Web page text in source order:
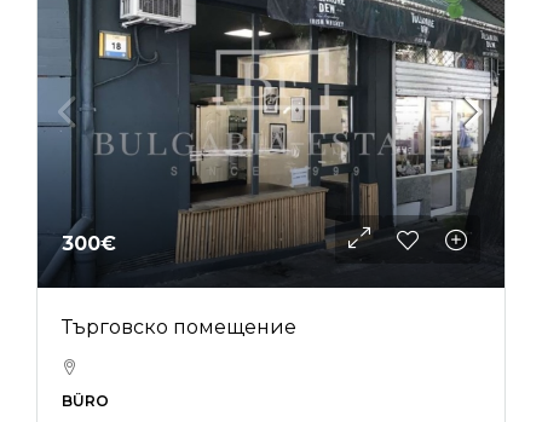
300€
Търговско помещение
BÜRO